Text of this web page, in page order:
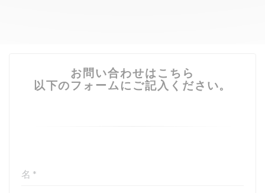
お問い合わせはこちら
以下のフォームにご記入ください。